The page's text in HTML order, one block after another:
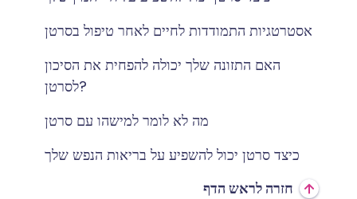
אסטרטגיות התמודדות לחיים לאחר טיפול בסרטן
האם התזונה שלך יכולה להפחית את הסיכון
לסרטן?
מה לא לומר למישהו עם סרטן
כיצד סרטן יכול להשפיע על בריאות הנפש שלך
חזרה לראש הדף